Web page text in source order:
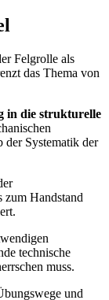
Felgrolle als
das Thema von
in die strukturelle
der Systematik der
zum Handstand
technische
muss.
und